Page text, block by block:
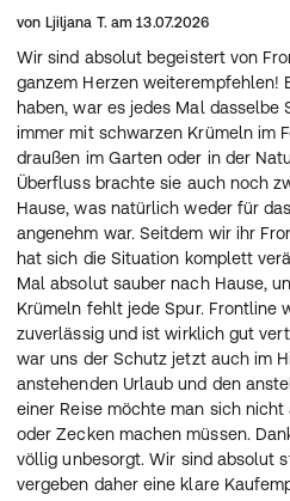
Die Wirkweise von
FRONTLINE COMBO® ist der
Heim. Nach dem Auftragen
verteilt sich das Produkt mit
der Haut und wirkt so wie ein
Schutzmantel gegen Zecken,
Katzen und Frettchen. Für
sollte das Tier innerhalb von 2
Anwendung nicht gebadet
FRONTLINE COMBO® - wie
wasserfest. Die Parasiten
Kontakt mit Fell und Haut auf
weniger Tage unschädlich
Entwicklung von neuen
von Ljiljana T. am 13.07.2026
Wir sind absolut begeistert von
ganzem Herzen weiterempfehlen!
haben, war es jedes Mal dasselbe
immer mit schwarzen Krümeln im
draußen im Garten oder in der
Überfluss brachte sie auch noch
Hause, was natürlich weder für
angenehm war. Seitdem wir ihr
hat sich die Situation komplett
Mal absolut sauber nach Hause,
Krümeln fehlt jede Spur. Frontline
zuverlässig und ist wirklich gut
war uns der Schutz jetzt auch im
anstehenden Urlaub und den
einer Reise möchte man sich
oder Zecken machen müssen.
völlig unbesorgt. Wir sind absolut
vergeben daher eine klare